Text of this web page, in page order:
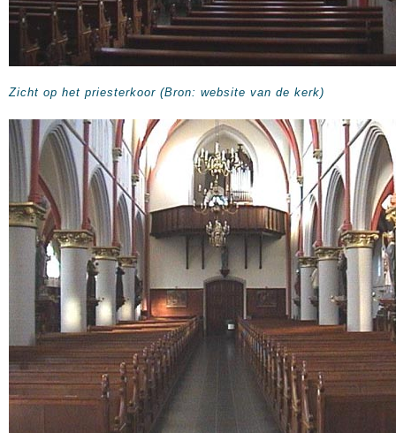
Zicht op het priesterkoor (Bron: website van de kerk)